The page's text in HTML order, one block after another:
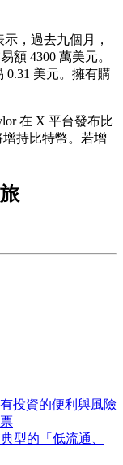
示，過去九個月，
額 4300 萬美元。
0.31 美元。擁有購
在 X 平台發布比
增持比特幣。若增
投資的便利與風險
型的「低流通、